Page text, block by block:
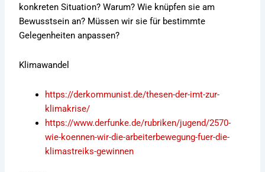
konkreten Situation? Warum? Wie knüpfen sie am
Bewusstsein an? Müssen wir sie für bestimmte
Gelegenheiten anpassen?
Klimawandel
https://derkommunist.de/thesen-der-imt-zur-
klimakrise/
https://www.derfunke.de/rubriken/jugend/2570-
wie-koennen-wir-die-arbeiterbewegung-fuer-die-
klimastreiks-gewinnen